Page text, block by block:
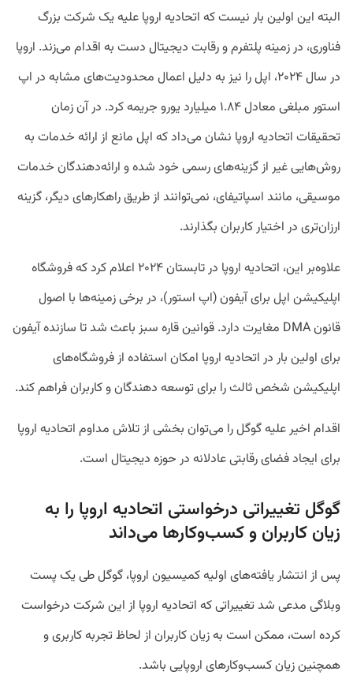
البته این اولین ‌بار نیست که اتحادیه اروپا علیه یک شرکت بزرگ
فناوری، در زمینه پلتفرم و رقابت دیجیتال دست به اقدام می‌زند. اروپا
در سال ۲۰۲۴، اپل را نیز به دلیل اعمال محدودیت‌های مشابه در اپ
استور مبلغی معادل ۱.۸۴ میلیارد یورو جریمه کرد. در آن زمان
تحقیقات اتحادیه اروپا نشان می‌داد که اپل مانع از ارائه خدمات به
روش‌هایی غیر از گزینه‌های رسمی خود شده و ارائه‌دهندگان خدمات
موسیقی، مانند اسپاتیفای، نمی‌توانند از طریق راهکار‌های دیگر، گزینه
ارزان‌تری در اختیار کاربران بگذارند.
علاوه‌بر این، اتحادیه اروپا در تابستان ۲۰۲۴ اعلام کرد که فروشگاه
اپلیکیشن اپل برای آیفون (اپ استور)، در برخی زمینه‌ها با اصول
قانون DMA مغایرت دارد. قوانین قاره سبز باعث شد تا سازنده آیفون
برای اولین بار در اتحادیه اروپا امکان استفاده از فروشگاه‌های
اپلیکیشن شخص ثالث را برای توسعه دهندگان و کاربران فراهم کند.
اقدام اخیر علیه گوگل را می‌توان بخشی از تلاش مداوم اتحادیه اروپا
برای ایجاد فضای رقابتی عادلانه در حوزه دیجیتال است.
گوگل تغییراتی درخواستی اتحادیه اروپا را به
زیان کاربران و کسب‌وکارها می‌داند
پس از انتشار یافته‌های اولیه کمیسیون اروپا، گوگل طی یک پست
وبلاگی مدعی شد تغییراتی که اتحادیه اروپا از این شرکت درخواست
کرده است، ممکن است به زیان کاربران از لحاظ تجربه کاربری و
همچنین زیان کسب‌وکارهای اروپایی باشد.